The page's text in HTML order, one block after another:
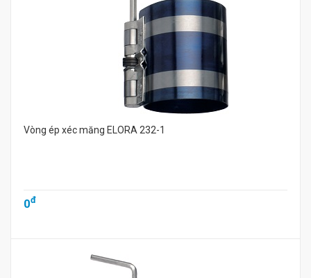
Vòng ép xéc măng ELORA 232-1
0đ